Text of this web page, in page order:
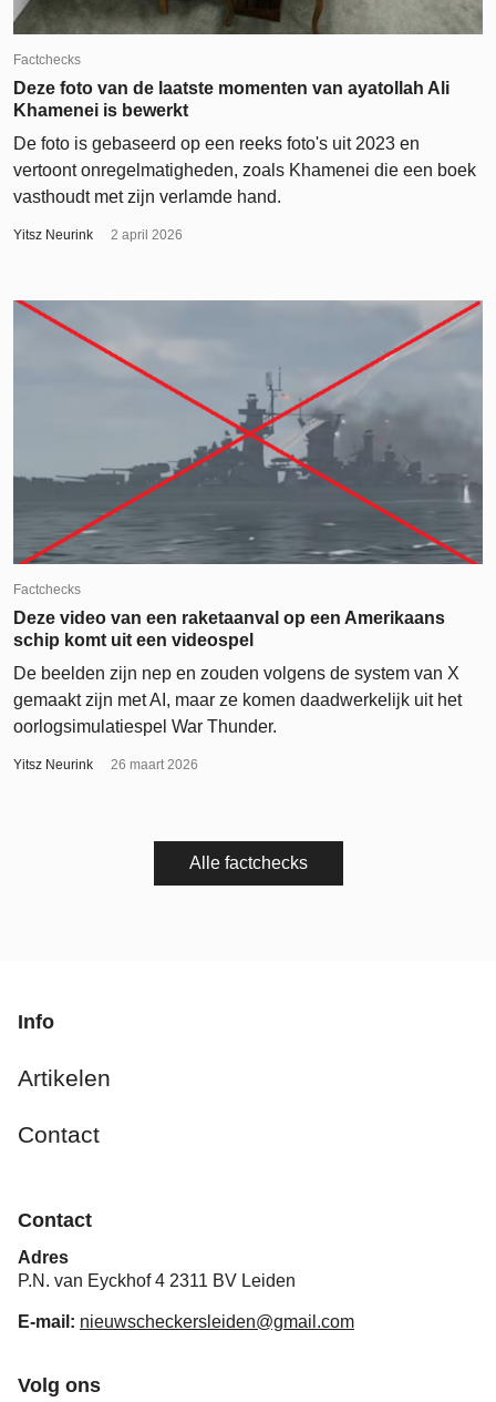
Factchecks
Deze foto van de laatste momenten van ayatollah Ali
Khamenei is bewerkt
De foto is gebaseerd op een reeks foto's uit 2023 en
vertoont onregelmatigheden, zoals Khamenei die een boek
vasthoudt met zijn verlamde hand.
Yitsz Neurink 2 april 2026
Factchecks
Deze video van een raketaanval op een Amerikaans
schip komt uit een videospel
De beelden zijn nep en zouden volgens de system van X
gemaakt zijn met AI, maar ze komen daadwerkelijk uit het
oorlogsimulatiespel War Thunder.
Yitsz Neurink 26 maart 2026
Alle factchecks
Info
Artikelen
Contact
Contact
Adres
P.N. van Eyckhof 4 2311 BV Leiden
E-mail: nieuwscheckersleiden@gmail.com
Volg ons